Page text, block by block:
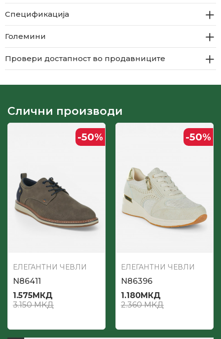
Спецификација
Големини
Провери достапност во продавниците
Слични производи
-50%
ЕЛЕГАНТНИ ЧЕВЛИ
N86411
1.575МКД
3.150МКД
-50%
ЕЛЕГАНТНИ ЧЕВЛИ
N86396
1.180МКД
2.360МКД